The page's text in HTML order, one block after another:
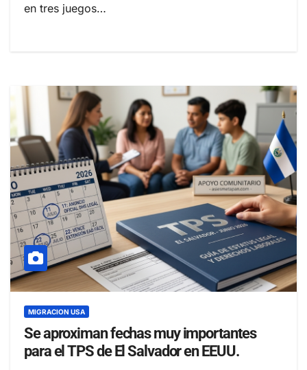
en tres juegos…
MIGRACION USA
Se aproximan fechas muy importantes
para el TPS de El Salvador en EEUU.